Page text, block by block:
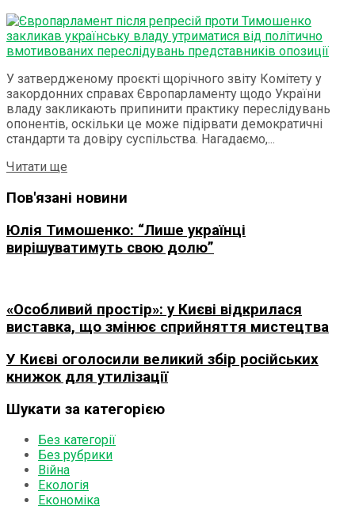
У затвердженому проєкті щорічного звіту Комітету у
закордонних справах Європарламенту щодо України
владу закликають припинити практику переслідувань
опонентів, оскільки це може підірвати демократичні
стандарти та довіру суспільства. Нагадаємо,...
Читати ще
Пов'язані новини
Юлія Тимошенко: “Лише українці
вирішуватимуть свою долю”
«Особливий простір»: у Києві відкрилася
виставка, що змінює сприйняття мистецтва
У Києві оголосили великий збір російських
книжок для утилізації
Шукати за категорією
Без категорії
Без рубрики
Війна
Екологія
Економіка